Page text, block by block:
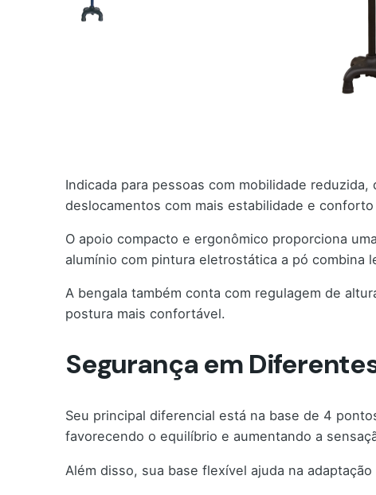
Indicada para pessoas com mobilidade
deslocamentos com mais estabilidade e
O apoio compacto e ergonômico proporciona
alumínio com pintura eletrostática a pó combina
A bengala também conta com regulagem de
postura mais confortável.
Segurança em
Seu principal diferencial está na base de 4
favorecendo o equilíbrio e aumentando a
Além disso, sua base flexível ajuda na